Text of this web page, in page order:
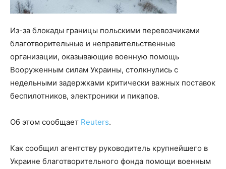
Из-за блокады границы польскими перевозчиками
благотворительные и неправительственные
организации, оказывающие военную помощь
Вооруженным силам Украины, столкнулись с
недельными задержками критически важных поставок
беспилотников, электроники и пикапов.
Об этом сообщает Reuters.
Как сообщил агентству руководитель крупнейшего в
Украине благотворительного фонда помощи военным